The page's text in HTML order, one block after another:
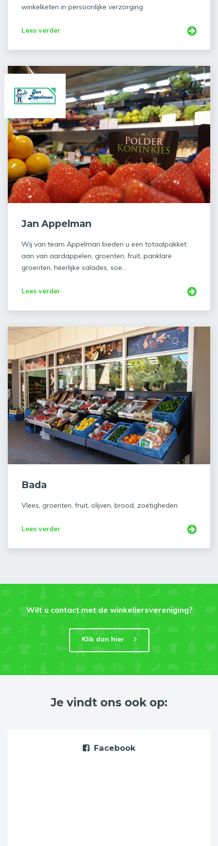
winkelketen in persoonlijke verzorging
Lees verder
Jan Appelman
Wij van team Appelman bieden u een totaalpakket
aan van aardappelen, groenten, fruit, panklare
groenten, heerlijke salades, soe...
Lees verder
Bada
Vlees, groenten, fruit, olijven, brood, zoetigheden
Lees verder
Wilt u contact met de winkeliersvereniging?
Klik dan hier
Je vindt ons ook op:
Facebook